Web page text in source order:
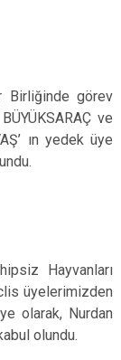
Birliğinde görev
ve
ın yedek üye
Hayvanları
üyelerimizden
olarak, Nurdan
olundu.